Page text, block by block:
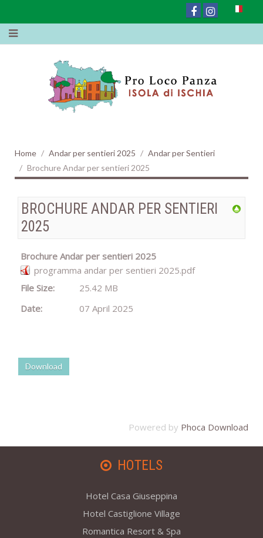
Home Andar per sentieri 2025
Andar per Sentieri
Brochure Andar per sentieri 2025
BROCHURE ANDAR PER SENTIERI
2025
Brochure Andar per sentieri 2025
programma andar per sentieri 2025.pdf
File Size:
25.42 MB
Date:
07 April 2025
Powered by Phoca Download
HOTELS
Hotel Casa Giuseppina
Hotel Castiglione Village
Romantica Resort & Spa